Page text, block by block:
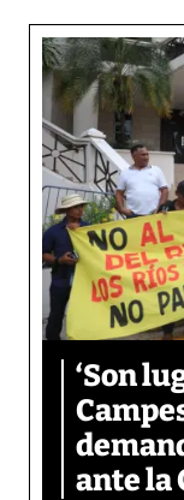
‘Son
ante la